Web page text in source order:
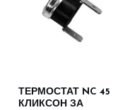
ТЕРМОСТАТ NC 45
КЛИКСОН ЗА